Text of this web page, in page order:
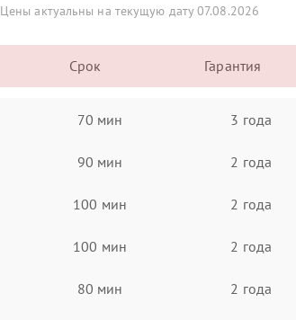
Цены актуальны на текущую дату 07.08.2026
Срок Гарантия
70 мин 3 года
90 мин 2 года
100 мин 2 года
100 мин 2 года
80 мин 2 года